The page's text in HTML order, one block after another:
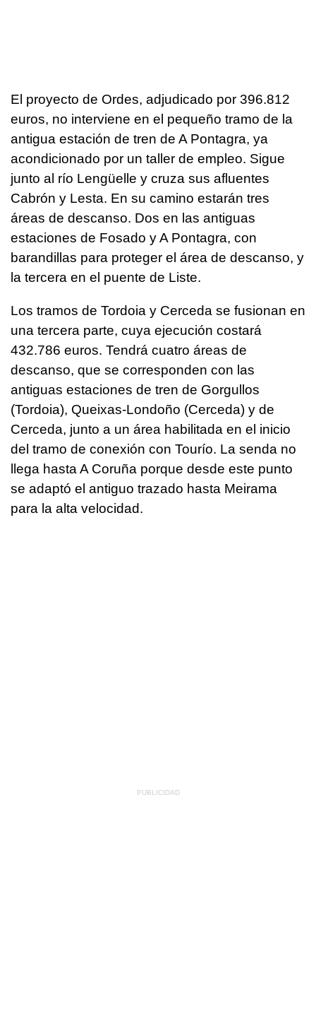
El proyecto de Ordes, adjudicado por 396.812
euros, no interviene en el pequeño tramo de la
antigua estación de tren de A Pontagra, ya
acondicionado por un taller de empleo. Sigue
junto al río Lengüelle y cruza sus afluentes
Cabrón y Lesta. En su camino estarán tres
áreas de descanso. Dos en las antiguas
estaciones de Fosado y A Pontagra, con
barandillas para proteger el área de descanso, y
la tercera en el puente de Liste.
Los tramos de Tordoia y Cerceda se fusionan en
una tercera parte, cuya ejecución costará
432.786 euros. Tendrá cuatro áreas de
descanso, que se corresponden con las
antiguas estaciones de tren de Gorgullos
(Tordoia), Queixas-Londoño (Cerceda) y de
Cerceda, junto a un área habilitada en el inicio
del tramo de conexión con Tourío. La senda no
llega hasta A Coruña porque desde este punto
se adaptó el antiguo trazado hasta Meirama
para la alta velocidad.